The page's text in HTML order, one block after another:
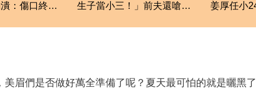
：傷口終究
生子當小三！」前夫還嗆正
姜厚任小
眉們是否做好萬全準備了呢？夏天最可怕的就是曬黑